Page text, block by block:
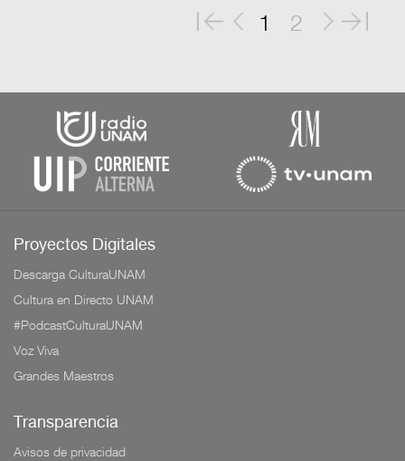
1 2
Proyectos Digitales
Descarga CulturaUNAM
Cultura en Directo UNAM
#PodcastCulturaUNAM
Voz Viva
Grandes Maestros
Transparencia
Avisos de privacidad